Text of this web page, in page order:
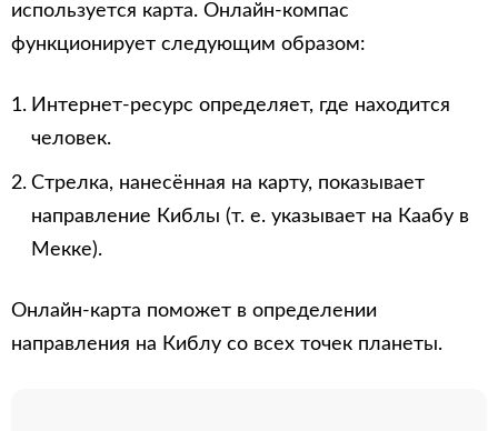
используется карта. Онлайн-компас
функционирует следующим образом:
Интернет-ресурс определяет, где находится
человек.
Стрелка, нанесённая на карту, показывает
направление Киблы (т. е. указывает на Каабу в
Мекке).
Онлайн-карта поможет в определении
направления на Киблу со всех точек планеты.